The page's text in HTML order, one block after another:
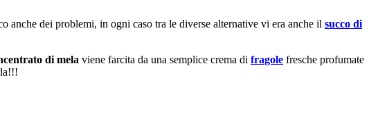
anche dei problemi, in ogni caso tra le diverse alternative vi era anche il succo di
di mela viene farcita da una semplice crema di fragole fresche profumate